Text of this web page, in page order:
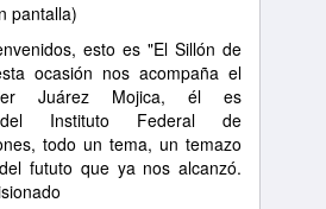
pantalla)
esto es "El Sillón de
ocasión nos acompaña el
Juárez Mojica, él es
del Instituto Federal de
todo un tema, un temazo
fututo que ya nos alcanzó.